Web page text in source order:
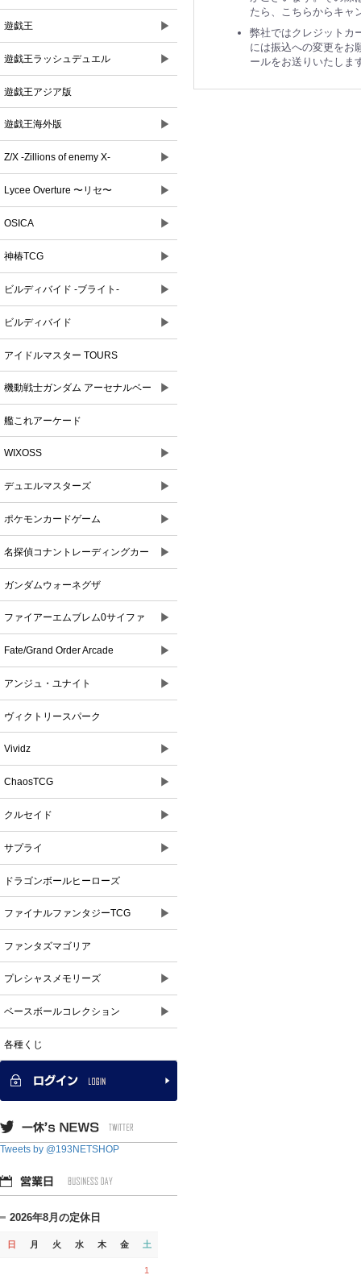
遊戯王 ▶
遊戯王ラッシュデュエル ▶
遊戯王アジア版
遊戯王海外版 ▶
Z/X -Zillions of enemy X- ▶
Lycee Overture 〜リセ〜 ▶
OSICA ▶
神椿TCG ▶
ビルディバイド -ブライト- ▶
ビルディバイド ▶
アイドルマスター TOURS
機動戦士ガンダム アーセナルベー
ス
▶
艦これアーケード
WIXOSS ▶
デュエルマスターズ ▶
ポケモンカードゲーム ▶
名探偵コナントレーディングカー
ドゲーム
▶
ガンダムウォーネグザ
ファイアーエムブレム0サイファ ▶
Fate/Grand Order Arcade ▶
アンジュ・ユナイト ▶
ヴィクトリースパーク
Vividz ▶
ChaosTCG ▶
クルセイド ▶
サプライ ▶
ドラゴンボールヒーローズ
ファイナルファンタジーTCG ▶
ファンタズマゴリア
プレシャスメモリーズ ▶
ベースボールコレクション ▶
各種くじ
Tweets by @193NETSHOP
2026年8月の定休日
日 月 火 水 木 金 土
1
たら、こちらからキャ
弊社ではクレジットカ
には振込への変更をお
ールをお送りいたしま